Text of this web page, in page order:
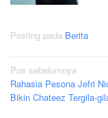
Posting pada Berita
Navigasi
pos
Pos sebelumnya
Rahasia Pesona Jefri
Bikin Chateez Tergila-